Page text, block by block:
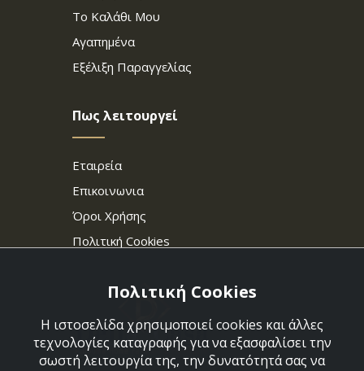
Το Καλάθι Μου
Αγαπημένα
Εξέλιξη Παραγγελίας
Πως λειτουργεί
Εταιρεία
Επικοινωνια
Όροι Χρήσης
Πολιτική Cookies
Πολιτική Cookies
Η ιστοσελίδα χρησιμοποιεί cookies και άλλες
τεχνολογίες καταγραφής για να εξασφαλίσει την
σωστή λειτουργία της, την δυνατότητά σας να